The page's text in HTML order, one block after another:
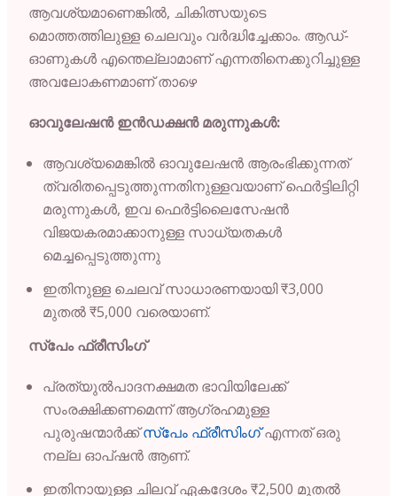
ആവശ്യമാണെങ്കിൽ, ചികിത്സയുടെ
മൊത്തത്തിലുള്ള ചെലവും വർദ്ധിച്ചേക്കാം. ആഡ്-
ഓണുകൾ എന്തെല്ലാമാണ് എന്നതിനെക്കുറിച്ചുള്ള
അവലോകണമാണ് താഴെ
ഓവുലേഷൻ ഇൻഡക്ഷൻ മരുന്നുകൾ:
ആവശ്യമെങ്കിൽ ഓവുലേഷൻ ആരംഭിക്കുന്നത്
ത്വരിതപ്പെടുത്തുന്നതിനുള്ളവയാണ് ഫെർട്ടിലിറ്റി
മരുന്നുകൾ, ഇവ ഫെർട്ടിലൈസേഷൻ
വിജയകരമാക്കാനുള്ള സാധ്യതകൾ
മെച്ചപ്പെടുത്തുന്നു
ഇതിനുള്ള ചെലവ് സാധാരണയായി ₹3,000
മുതൽ ₹5,000 വരെയാണ്.
സ്പേം ഫ്രീസിംഗ്
പ്രത്യുൽപാദനക്ഷമത ഭാവിയിലേക്ക്
സംരക്ഷിക്കണമെന്ന് ആഗ്രഹമുള്ള
പുരുഷന്മാർക്ക് സ്പേം ഫ്രീസിംഗ്എന്നത് ഒരു
നല്ല ഓപ്ഷൻ ആണ്.
ഇതിനായുള്ള ചിലവ് ഏകദേശം ₹2,500 മുതൽ